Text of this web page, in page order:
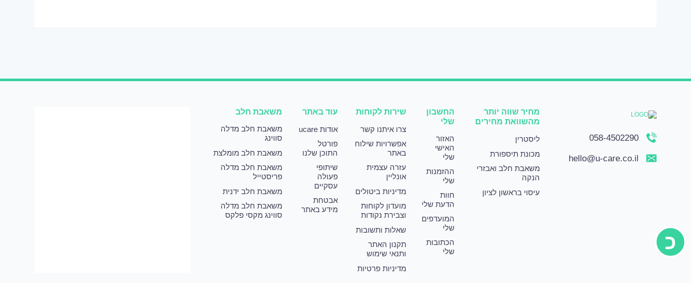
058-4502290
hello@u-care.co.il
מחיר שווה יותר
מהשוואת מחירים
ליסטרין
מכונת תיספורת
משאבת חלב ואבזרי
הנקה
עיסוי בראשון לציון
החשבון
שלי
האזור
האישי
שלי
ההזמנות
שלי
חוות
הדעת שלי
המועדפים
שלי
הכתובות
שלי
שירות לקוחות
צרו איתנו קשר
אפשרויות שילוח
באתר
עזרה עצמית
אונליין
מדיניות ביטולים
מועדון לקוחות
וצבירת נקודות
שאלות ותשובות
תקנון האתר
ותנאי שימוש
מדיניות פרטיות
עוד באתר
אודות ucare
פורטל
התוכן שלנו
שיתופי
פעולה
עסקיים
אבטחת
מידע באתר
משאבת חלב
משאבת חלב מדלה
סווינג
משאבת חלב מומלצת
משאבת חלב מדלה
פריסטייל
משאבת חלב ידנית
משאבת חלב מדלה
סווינג מקסי פלקס
כ